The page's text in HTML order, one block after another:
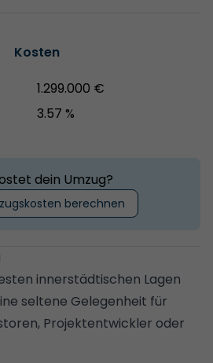
Kosten
1.299.000 €
3.57 %
dein Umzug?
berechnen
innerstädtischen Lagen
seltene Gelegenheit für
Projektentwickler oder